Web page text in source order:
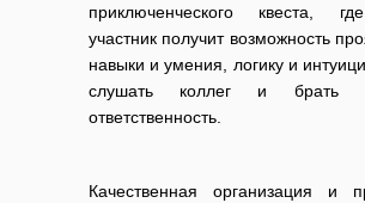
приключенческого квеста,
участник получит возможность
навыки и умения, логику и
слушать коллег и брать
ответственность.
Качественная организация и